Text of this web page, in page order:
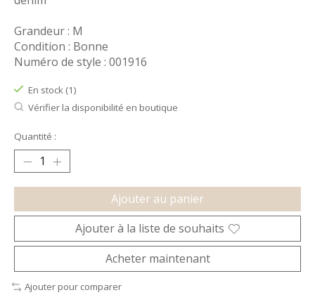
Grandeur : M
Condition : Bonne
Numéro de style : 001916
En stock (1)
Vérifier la disponibilité en boutique
Quantité :
Ajouter au panier
Ajouter à la liste de souhaits
Acheter maintenant
Ajouter pour comparer